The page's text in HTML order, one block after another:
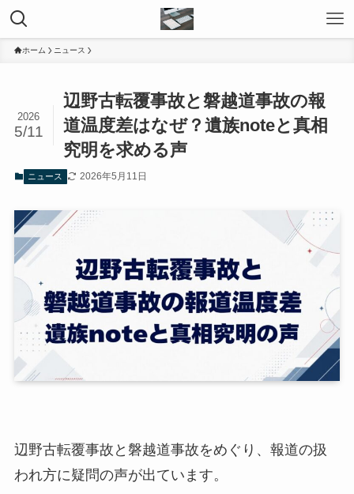
ホーム ニュース
辺野古転覆事故と磐越道事故の報
道温度差はなぜ？遺族noteと真相
究明を求める声
2026
5/11
ニュース 2026年5月11日
辺野古転覆事故と磐越道事故をめぐり、報道の扱
われ方に疑問の声が出ています。